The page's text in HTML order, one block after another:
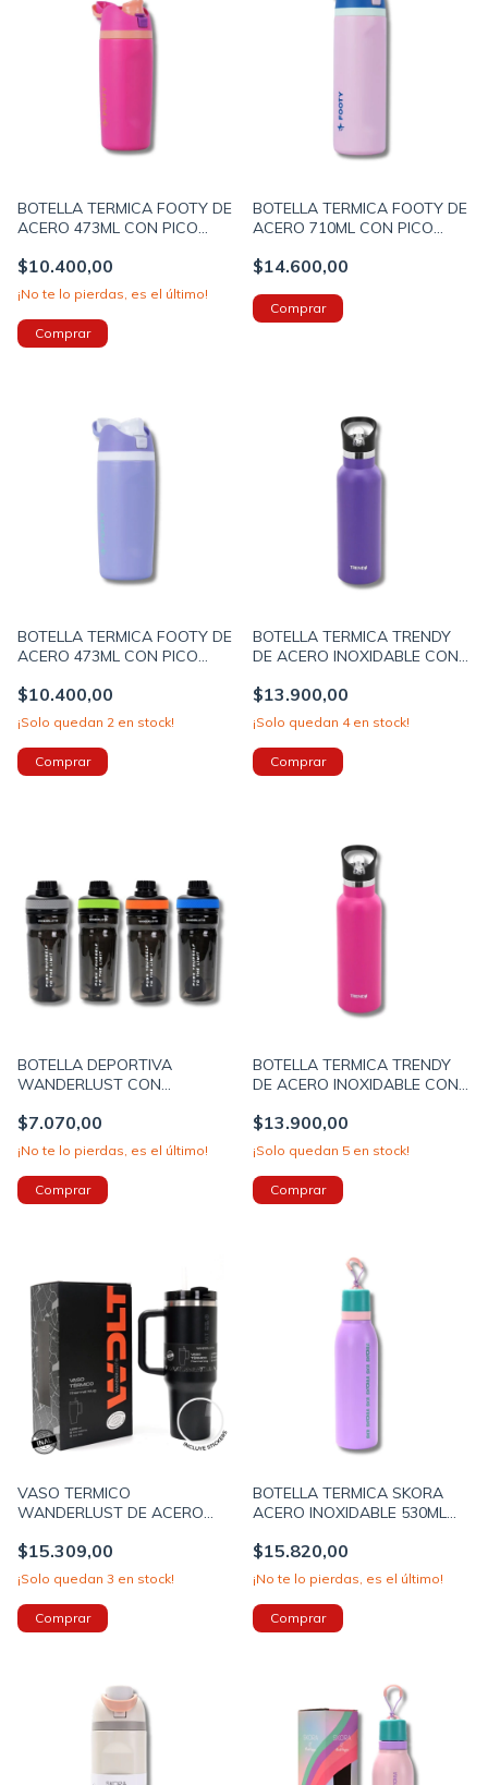
BOTELLA TERMICA FOOTY DE
ACERO 473ML CON PICO
(BOTERM182C)
$10.400,00
¡No te lo pierdas, es el último!
BOTELLA TERMICA FOOTY DE
ACERO 710ML CON PICO
$14.600,00
BOTELLA TERMICA FOOTY DE
ACERO 473ML CON PICO
$10.400,00
¡Solo quedan 2 en stock!
BOTELLA TERMICA TRENDY
DE ACERO INOXIDABLE CON
(12517B)
$13.900,00
¡Solo quedan 4en stock!
BOTELLA DEPORTIVA
WANDERLUST CON
TAPA A ROSCA BASE NEGRA
(40612)
$7.070,00
¡No te lo pierdas, es el último!
Comprar
BOTELLA TERMICA TRENDY
DE ACERO INOXIDABLE CON
(12517A)
$13.900,00
¡Solo quedan 5 en stock!
VASO TERMICO
WANDERLUST DE ACERO
1200ML COLOR NEGRO
(39430)
$15.309,00
¡Solo quedan 3 en stock!
BOTELLA TERMICA SKORA
ACERO INOXIDABLE 530ML
$15.820,00
¡No te lo pierdas, es el último!